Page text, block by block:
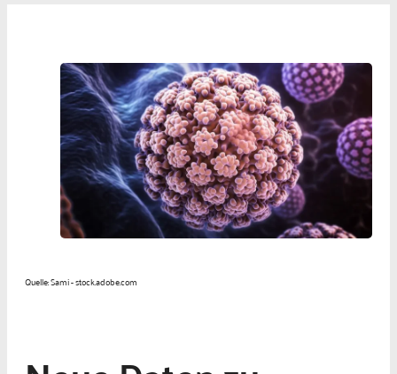
Quelle: Sami - stock.adobe.com